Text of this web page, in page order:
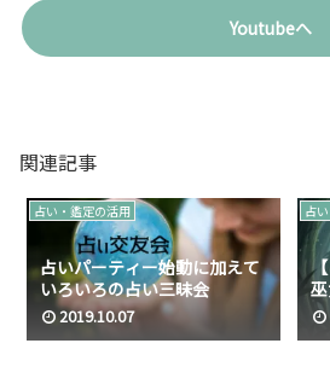
Youtubeへ
関連記事
占い・鑑定の活用
占いパーティー始動に加えて
いろいろの占い三昧会
2019.10.07
占